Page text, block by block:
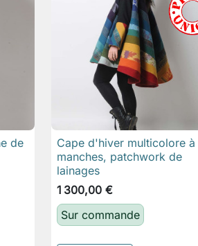
de
 Aperçu rapide
Cape d'hiver multicolore à
manches, patchwork de
lainages
1 300,00 €
Sur commande